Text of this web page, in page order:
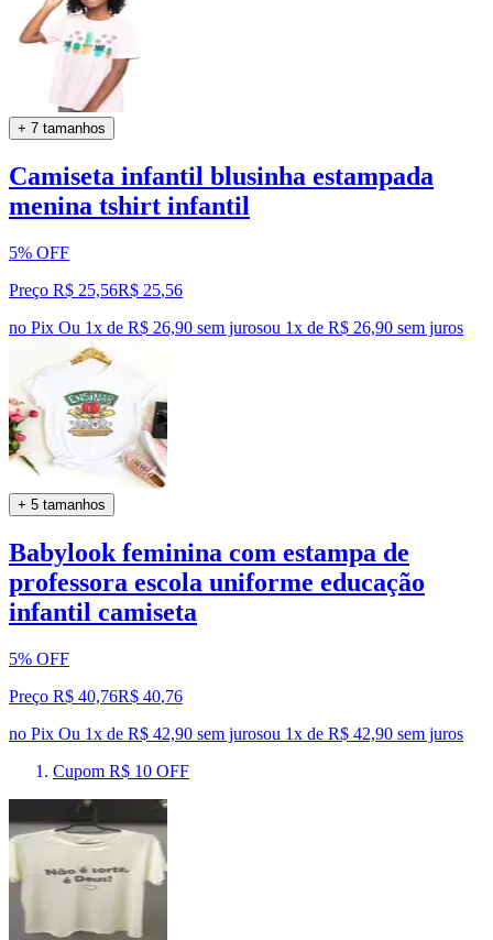
+ 7 tamanhos
Camiseta infantil blusinha estampada
menina tshirt infantil
5% OFF
Preço R$ 25,56R$ 25,56
no Pix Ou 1x de R$ 26,90 sem jurosou 1x de R$ 26,90 sem juros
+ 5 tamanhos
Babylook feminina com estampa de
professora escola uniforme educação
infantil camiseta
5% OFF
Preço R$ 40,76R$ 40,76
no Pix Ou 1x de R$ 42,90 sem jurosou 1x de R$ 42,90 sem juros
Cupom R$ 10 OFF